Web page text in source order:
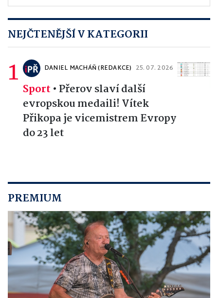
NEJČTENĚJŠÍ V KATEGORII
1 DANIEL MACHÁŇ (REDAKCE) 25. 07. 2026
Sport • Přerov slaví další
evropskou medaili! Vítek
Přikopa je vicemistrem Evropy
do 23 let
PREMIUM